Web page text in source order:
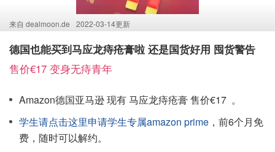
来自 dealmoon.de 2022-03-14更新
德国也能买到马应龙痔疮膏啦 还是国货好用 囤货警告
售价€17 变身无痔青年
Amazon德国亚马逊 现有 马应龙痔疮膏 售价€17 。
学生请点击这里申请学生专属amazon prime ，前6个月免
费，随时可以解约。